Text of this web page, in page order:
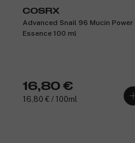
ole enää paluuta...
Tuotenumero:3133429
COSRX
Advanced Snail 96 Mucin Power
Essence 100 ml
16,80 €
16,80 € / 100ml